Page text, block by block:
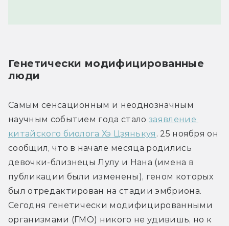
Генетически модифицированные
люди
Самым сенсационным и неоднозначным
научным событием года стало заявление
китайского биолога Хэ Цзянькуя . 25 ноября он
сообщил, что в начале месяца родились
девочки-близнецы Лулу и Нана (имена в
публикации были изменены), геном которых
был отредактирован на стадии эмбриона.
Сегодня генетически модифицированными
организмами (ГМО) никого не удивишь, но к